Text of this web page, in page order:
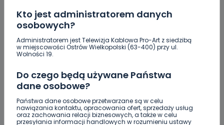
Kto jest administratorem danych
osobowych?
Administratorem jest Telewizja Kablowa Pro-Art z siedzibą
w miejscowości Ostrów Wielkopolski (63-400) przy ul.
Wolności 19.
Do czego będą używane Państwa
dane osobowe?
Państwa dane osobowe przetwarzane są w celu
nawiązania kontaktu, opracowania ofert, sprzedaży usług
oraz zachowania relacji biznesowych, a także w celu
przesyłania informacji handlowych w rozumieniu ustawy
Greg Hancock z wizytą w Ostrowie Wielkopolskim.
Wspiera amerykańskie talenty [WIDEO]
Masz karaluchy w domu? Sprawdź, jak skutecznie
się ich pozbyć!
Bójka z użyciem noża. Zatrzymano czterech
mężczyzn z Ostrowa
Przyglądała im się cała Polska. Mijają 23 lata od
strajku w Fabryce Wagon